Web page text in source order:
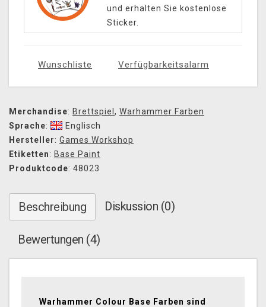
und erhalten Sie kostenlose
Sticker.
Wunschliste Verfügbarkeitsalarm
Merchandise: Brettspiel , Warhammer Farben
Sprache:
Englisch
Hersteller: Games Workshop
Etiketten: Base Paint
Produktcode: 48023
Beschreibung Diskussion (0)
Bewertungen (4)
Warhammer Colour Base Farben sind